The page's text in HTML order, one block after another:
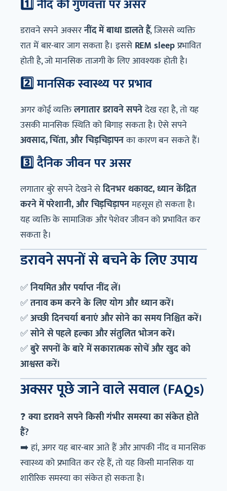
1️⃣ नींद की गुणवत्ता पर असर
डरावने सपने अक्सरनींद में बाधा डालते हैं, जिससे व्यक्ति
रात में बार-बार जाग सकता है। इससेREM sleepप्रभावित
होती है, जो मानसिक ताजगी के लिए आवश्यक होती है।
2️⃣ मानसिक स्वास्थ्य पर प्रभाव
अगर कोई व्यक्तिलगातार डरावने सपनेदेख रहा है, तो यह
उसकी मानसिक स्थिति को बिगाड़ सकता है। ऐसे सपने
अवसाद, चिंता, और चिड़चिड़ापनका कारण बन सकते हैं।
3️⃣ दैनिक जीवन पर असर
लगातार बुरे सपने देखने सेदिनभर थकावट, ध्यान केंद्रित
करने में परेशानी, और चिड़चिड़ापनमहसूस हो सकता है।
यह व्यक्ति के सामाजिक और पेशेवर जीवन को प्रभावित कर
सकता है।
डरावने सपनों से बचने के लिए उपाय
✅नियमित और पर्याप्त नींद लें।
✅तनाव कम करने के लिए योग और ध्यान करें।
✅अच्छी दिनचर्या बनाएं और सोने का समय निश्चित करें।
✅सोने से पहले हल्का और संतुलित भोजन करें।
✅बुरे सपनों के बारे में सकारात्मक सोचें और खुद को
आश्वस्त करें।
अक्सर पूछे जाने वाले सवाल (FAQs)
❓क्या डरावने सपने किसी गंभीर समस्या का संकेत होते
हैं?
➡️ हां, अगर यह बार-बार आते हैं और आपकी नींद व मानसिक
स्वास्थ्य को प्रभावित कर रहे हैं, तो यह किसी मानसिक या
शारीरिक समस्या का संकेत हो सकता है।